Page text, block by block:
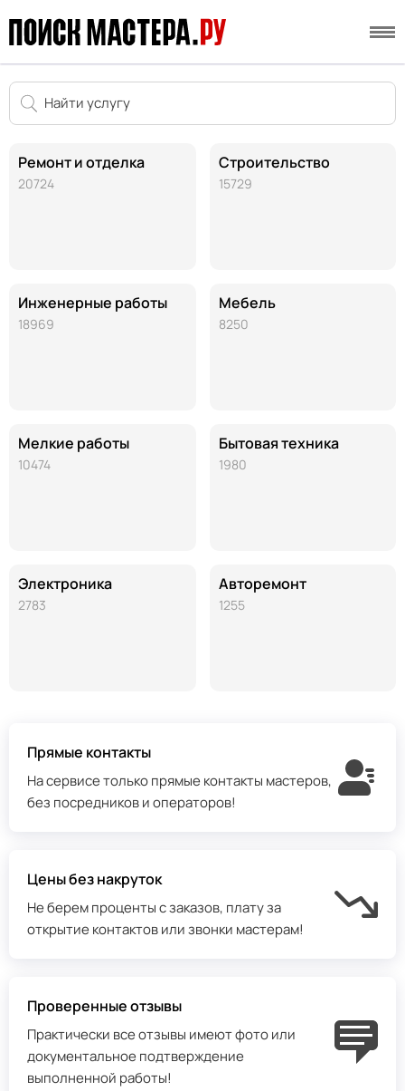
Ремонт и отделка
20724
Инженерные работы
18969
Мелкие работы
10474
Электроника
2783
Строительство
15729
Мебель
8250
Бытовая техника
1980
Авторемонт
1255
Прямые контакты
На сервисе только прямые контакты мастеров,
без посредников и операторов!
Цены без накруток
Не берем проценты с заказов, плату за
открытие контактов или звонки мастерам!
Проверенные отзывы
Практически все отзывы имеют фото или
документальное подтверждение
выполненной работы!